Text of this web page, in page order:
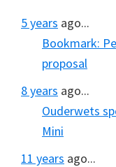
5 years ago...
Bookmark:
proposal
8 years ago...
Ouderwets
Mini
11 years ago...